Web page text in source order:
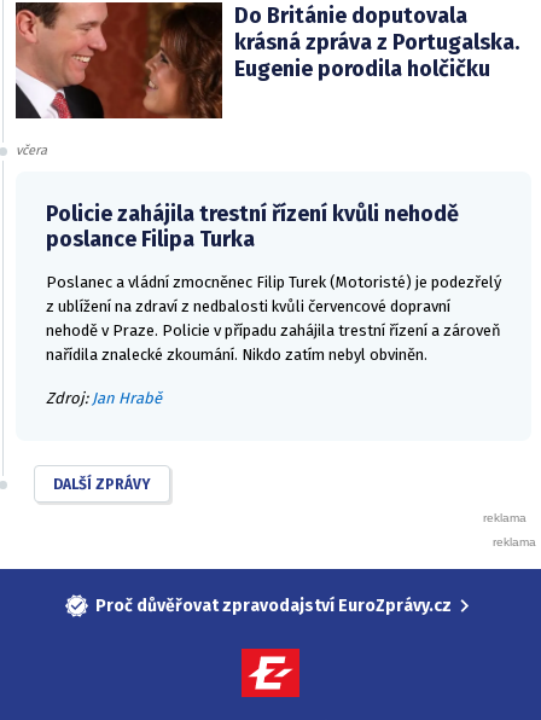
Do Británie doputovala
krásná zpráva z Portugalska.
Eugenie porodila holčičku
včera
Policie zahájila trestní řízení kvůli nehodě
poslance Filipa Turka
Poslanec a vládní zmocněnec Filip Turek (Motoristé) je podezřelý
z ublížení na zdraví z nedbalosti kvůli červencové dopravní
nehodě v Praze. Policie v případu zahájila trestní řízení a zároveň
nařídila znalecké zkoumání. Nikdo zatím nebyl obviněn.
Zdroj: Jan Hrabě
DALŠÍ ZPRÁVY
Proč důvěřovat zpravodajství EuroZprávy.cz